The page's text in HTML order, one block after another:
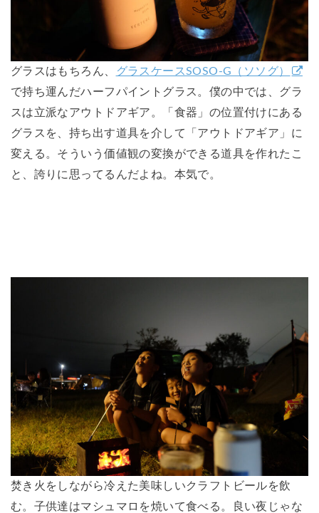
グラスはもちろん、
グラスケースSOSO-G（ソソグ）
で持ち運んだハーフパイントグラス。僕の中では、グラ
スは立派なアウトドアギア。「食器」の位置付けにある
グラスを、持ち出す道具を介して「アウトドアギア」に
変える。そういう価値観の変換ができる道具を作れたこ
と、誇りに思ってるんだよね。本気で。
焚き火をしながら冷えた美味しいクラフトビールを飲
む。子供達はマシュマロを焼いて食べる。良い夜じゃな